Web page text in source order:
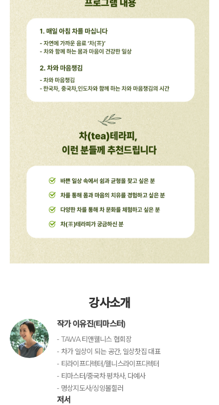
강사소개
작가 이유진(티마스터)
- TAWA 티앤웰니스 협회장
- 차가 일상이 되는 공간, 일상찻집 대표
- 티라이프디렉터/웰니스라이프디렉터
- 티마스터/중국차 평차사, 다예사
- 명상지도사/싱잉볼힐러
저서